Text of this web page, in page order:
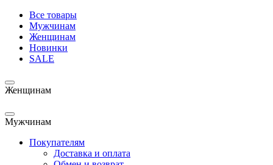
Все товары
Мужчинам
Женщинам
Новинки
SALE
Женщинам
Мужчинам
Покупателям
Доставка и оплата